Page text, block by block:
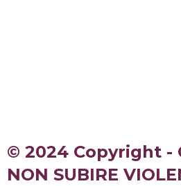
© 2024 Copyright -
NON SUBIRE